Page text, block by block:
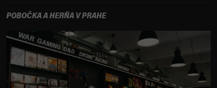
POBOČKA A HERŇA V PRAHE